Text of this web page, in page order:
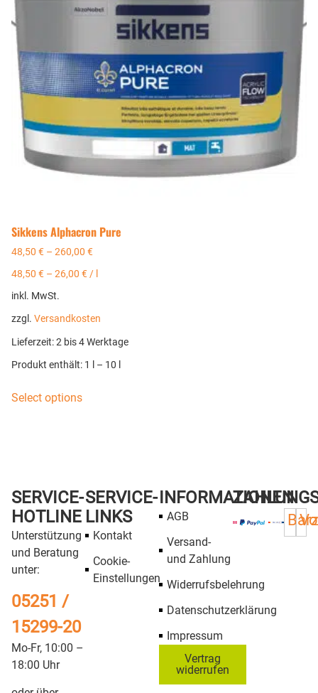
Sikkens Alphacron Pure
48,50 € – 260,00 €
48,50 € – 26,00 € /
inkl. MwSt.
zzgl. Versandkosten
Lieferzeit:2 bis 4 Werktage
Produkt enthält: 1
– 10
Select options
SERVICE-
HOTLINE
Unterstützung
und Beratung
unter:
05251 /
15299-20
Mo-Fr, 10:00 –
18:00 Uhr
SERVICE-
LINKS
Kontakt
Cookie-
Einstellungen
INFORMATIONEN
AGB
Versand-
und Zahlung
Widerrufsbelehrung
Datenschutzerklärung
Impressum
Vertrag
widerrufen